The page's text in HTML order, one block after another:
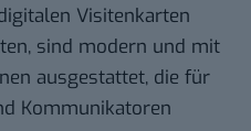
Visitenkarten
sind modern und mit
ausgestattet, die für
Kommunikatoren